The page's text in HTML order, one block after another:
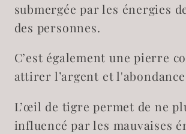
submergée par les énergies
des personnes.
C’est également une pierre
attirer l’argent et
L’œil de tigre permet de ne
influencé par les mauvaises